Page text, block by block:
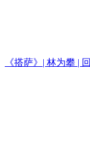
《搭萨》| 林为攀 |